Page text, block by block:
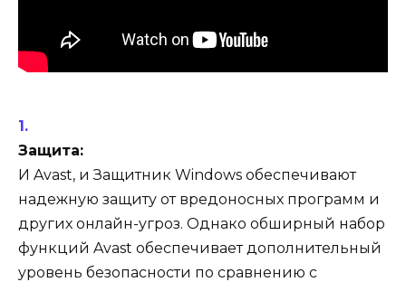
Защита:
И Avast, и Защитник Windows обеспечивают
надежную защиту от вредоносных программ и
других онлайн-угроз. Однако обширный набор
функций Avast обеспечивает дополнительный
уровень безопасности по сравнению с